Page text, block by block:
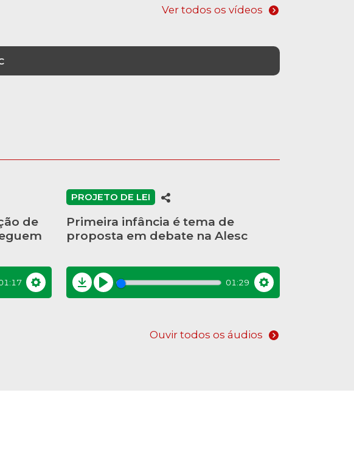
Ver todos os vídeos
de
Settings
PROJETO DE LEI
Primeira infância é tema de
proposta em debate na Alesc
Download
Play
01:29
Settings
Ouvir todos os áudios